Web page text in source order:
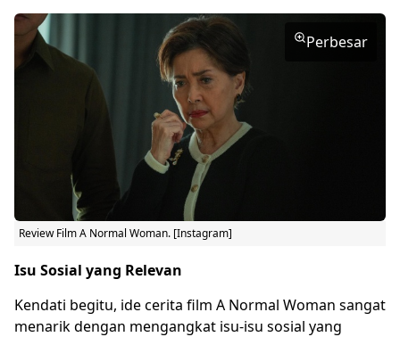
Perbesar
Review Film A Normal Woman. [Instagram]
Isu Sosial yang Relevan
Kendati begitu, ide cerita film A Normal Woman sangat
menarik dengan mengangkat isu-isu sosial yang